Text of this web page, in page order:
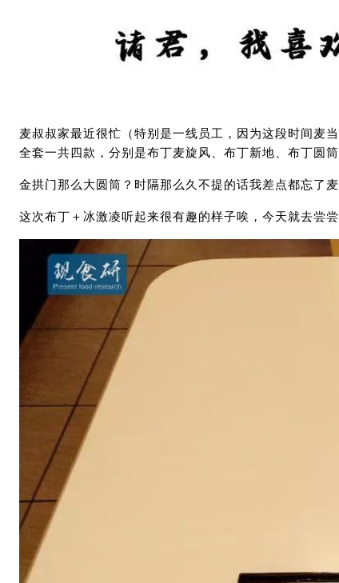
麦叔叔家最近很忙（特别是一线员工，因为这段时间麦
全套一共四款，分别是布丁麦旋风、布丁新地、布丁圆
金拱门那么大圆筒？时隔那么久不提的话我差点都忘了
这次布丁＋冰激凌听起来很有趣的样子唉，今天就去尝